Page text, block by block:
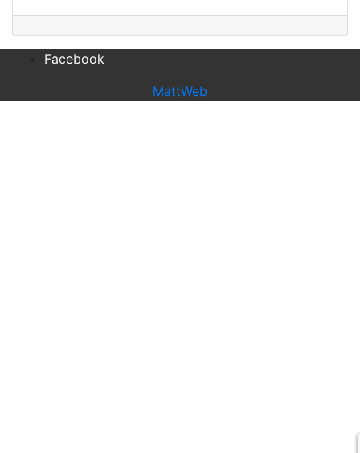
Facebook
MattWeb